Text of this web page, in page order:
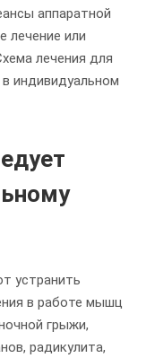
аппаратной
лечение или
лечения для
индивидуальном
устранить
в работе мышц
грыжи,
радикулита,